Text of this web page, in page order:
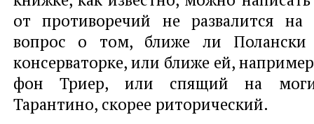
от противоречий не развалится
вопрос о том, ближе ли Полански
консерваторке, или ближе ей,
фон Триер, или спящий на
Тарантино, скорее риторический.